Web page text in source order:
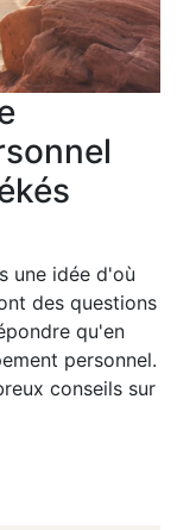
une idée d'où
des questions
qu'en
personnel.
conseils sur